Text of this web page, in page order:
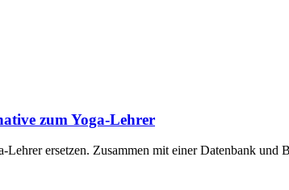
zum Yoga-Lehrer
ersetzen. Zusammen mit einer Datenbank